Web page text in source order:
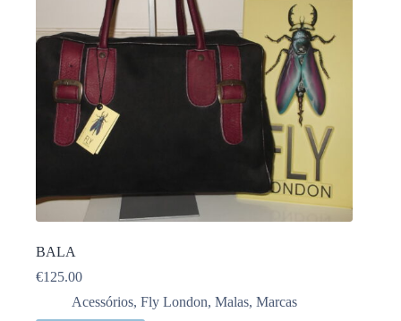
BALA
€125.00
Acessórios, Fly London, Malas, Marcas